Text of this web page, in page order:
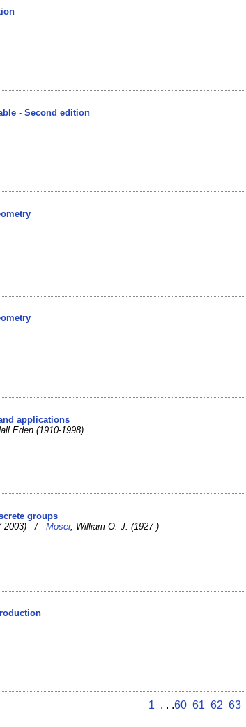
- Second edition
applications
Eden (1910-1998)
groups
2003) /Moser, William O. J. (1927-)
1 . . .60 61 62 63